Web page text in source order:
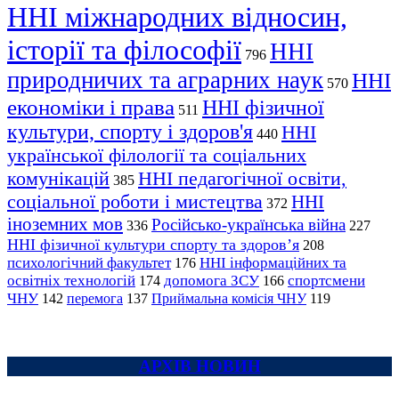
ННІ міжнародних відносин,
історії та філософії 796 ННІ
природничих та аграрних наук 570 ННІ
економіки і права 511 ННІ фізичної
культури, спорту і здоров'я 440 ННІ
української філології та соціальних
комунікацій 385 ННІ педагогічної освіти,
соціальної роботи і мистецтва 372 ННІ
іноземних мов 336 Російсько-українська війна 227
ННІ фізичної культури спорту та здоров’я 208
психологічний факультет 176 ННІ інформаційних та
освітніх технологій 174 допомога ЗСУ 166 спортсмени
ЧНУ 142 перемога 137 Приймальна комісія ЧНУ 119
АРХІВ НОВИН